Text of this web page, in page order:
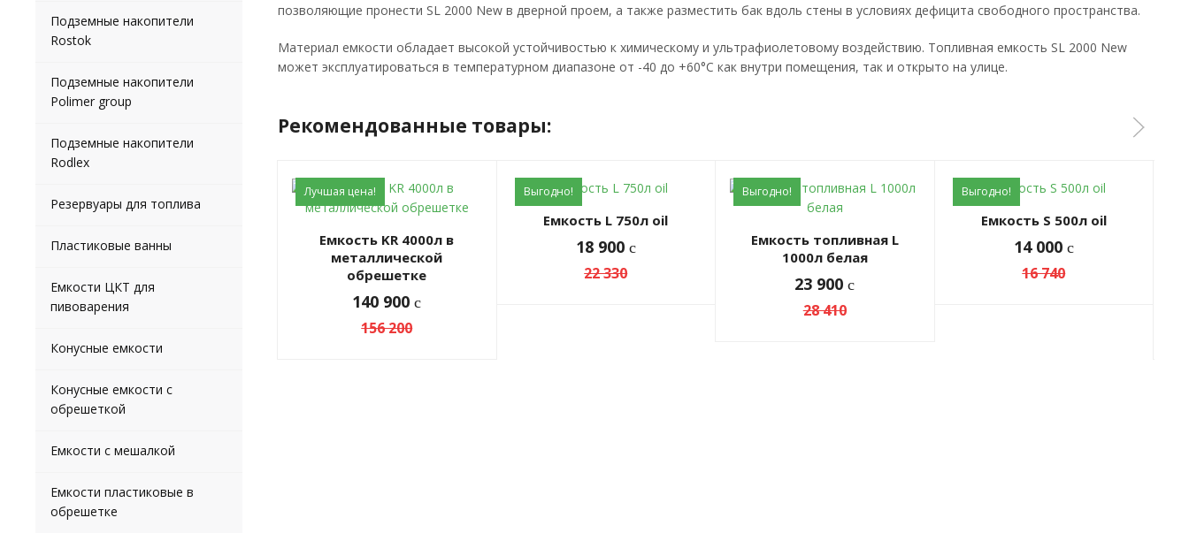
Подземные накопители
Rostok
Подземные накопители
Polimer group
Подземные накопители
Rodlex
Резервуары для топлива
Пластиковые ванны
Емкости ЦКТ для
пивоварения
Конусные емкости
Конусные емкости с
обрешеткой
Емкости с мешалкой
Емкости пластиковые в
обрешетке
позволяющие пронести SL 2000 New в дверной проем, а также разместить бак вдоль стены в условиях дефицита свободного пространства.
Материал емкости обладает высокой устойчивостью к химическому и ультрафиолетовому воздействию. Топливная емкость SL 2000 New
может эксплуатироваться в температурном диапазоне от -40 до +60°С как внутри помещения, так и открыто на улице.
Рекомендованные товары:
Лучшая цена!
Емкость KR 4000л в
металлической
обрешетке
140 900c
156 200
Выгодно!
Емкость L 750л oil
18 900 c
22 330
Выгодно!
Емкость топливная L
1000л белая
23 900c
28 410
Выгодно!
Емкость S 500л oil
14 000 c
16 740